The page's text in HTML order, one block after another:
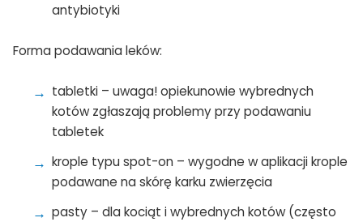
antybiotyki
Forma podawania leków:
tabletki – uwaga! opiekunowie wybrednych
kotów zgłaszają problemy przy podawaniu
tabletek
krople typu spot-on – wygodne w aplikacji krople
podawane na skórę karku zwierzęcia
pasty – dla kociąt i wybrednych kotów (często